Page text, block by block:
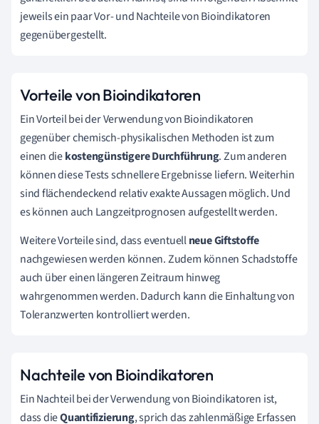
jeweils ein paar Vor- und Nachteile von Bioindikatoren
gegenübergestellt.
Vorteile von Bioindikatoren
Ein Vorteil bei der Verwendung von Bioindikatoren
gegenüber chemisch-physikalischen Methoden ist zum
einen diekostengünstigere Durchführung. Zum anderen
können diese Tests schnellere Ergebnisse liefern. Weiterhin
sind flächendeckend relativ exakte Aussagen möglich. Und
es können auch Langzeitprognosen aufgestellt werden.
Weitere Vorteile sind, dass eventuellneue Giftstoffe
nachgewiesen werden können. Zudem können Schadstoffe
auch über einen längeren Zeitraum hinweg
wahrgenommen werden. Dadurch kann die Einhaltung von
Toleranzwerten kontrolliert werden.
Nachteile von Bioindikatoren
Ein Nachteil bei der Verwendung von Bioindikatoren ist,
dass dieQuantifizierung, sprich das zahlenmäßige Erfassen